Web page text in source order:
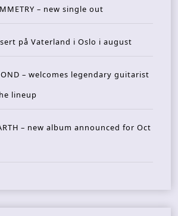
– new single out
på Vaterland i Oslo i august
– welcomes legendary guitarist
lineup
– new album announced for Oct